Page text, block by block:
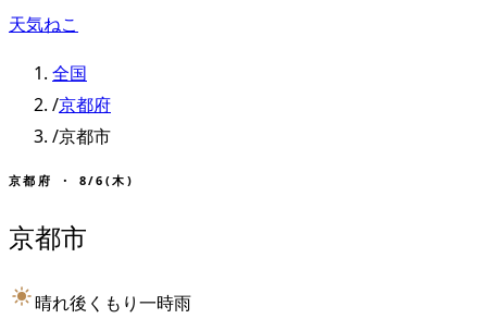
天気ねこ
全国
/京都府
/京都市
京都府 ・ 8/6(木)
京都市
晴れ後くもり一時雨